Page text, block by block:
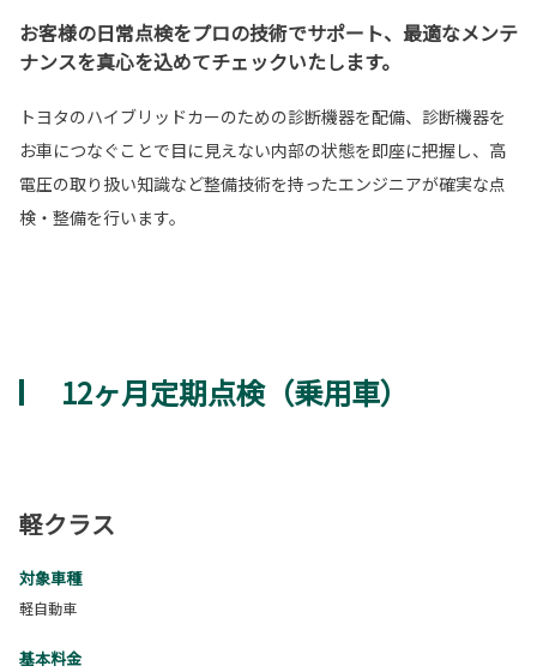
お客様の日常点検をプロの技術でサポート、最適なメンテ
ナンスを真心を込めてチェックいたします。
トヨタのハイブリッドカーのための診断機器を配備、診断機器を
お車につなぐことで目に見えない内部の状態を即座に把握し、高
電圧の取り扱い知識など整備技術を持ったエンジニアが確実な点
検・整備を行います。
12ヶ月定期点検（乗用車）
軽クラス
対象車種
軽自動車
基本料金